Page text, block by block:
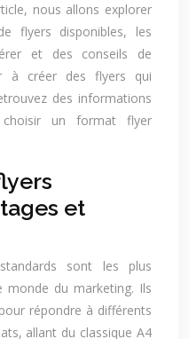
nous allons explorer
flyers disponibles, les
et des conseils de
à créer des flyers qui
des informations
un format flyer
et
sont les plus
monde du marketing. Ils
répondre à différents
allant du classique A4